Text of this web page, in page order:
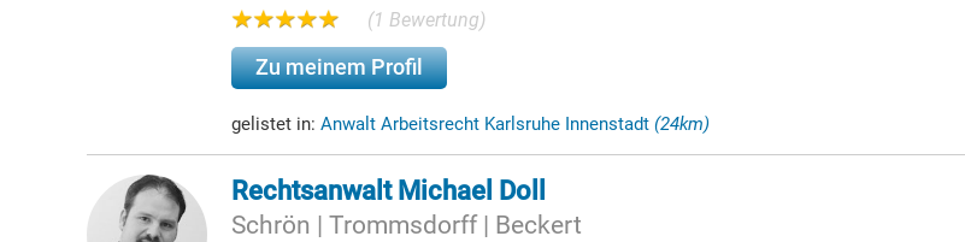
(1 Bewertung)
Zu meinem Profil
gelistet in: Anwalt Arbeitsrecht Karlsruhe Innenstadt (24km)
Rechtsanwalt Michael Doll
Schrön | Trommsdorff | Beckert